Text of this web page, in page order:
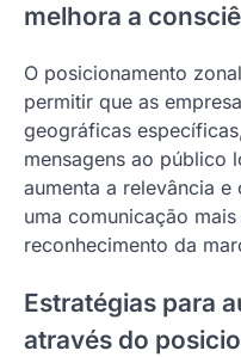
melhora a
O posicionamento
permitir que as
geográficas
mensagens ao público
aumenta a relevância
uma comunicação
reconhecimento da
Estratégias para
através do